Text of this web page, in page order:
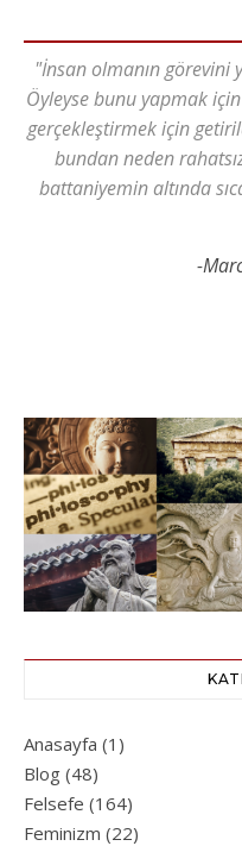
"İnsan olmanın görevini
Öyleyse bunu yapmak
gerçekleştirmek için
bundan neden
battaniyemin altında
-
Anasayfa (1)
Blog (48)
Felsefe (164)
Feminizm (22)